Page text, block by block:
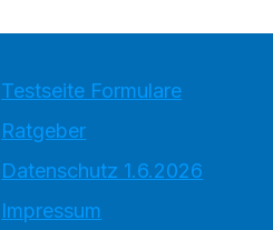
Testseite Formulare
Ratgeber
Datenschutz 1.6.2026
Impressum